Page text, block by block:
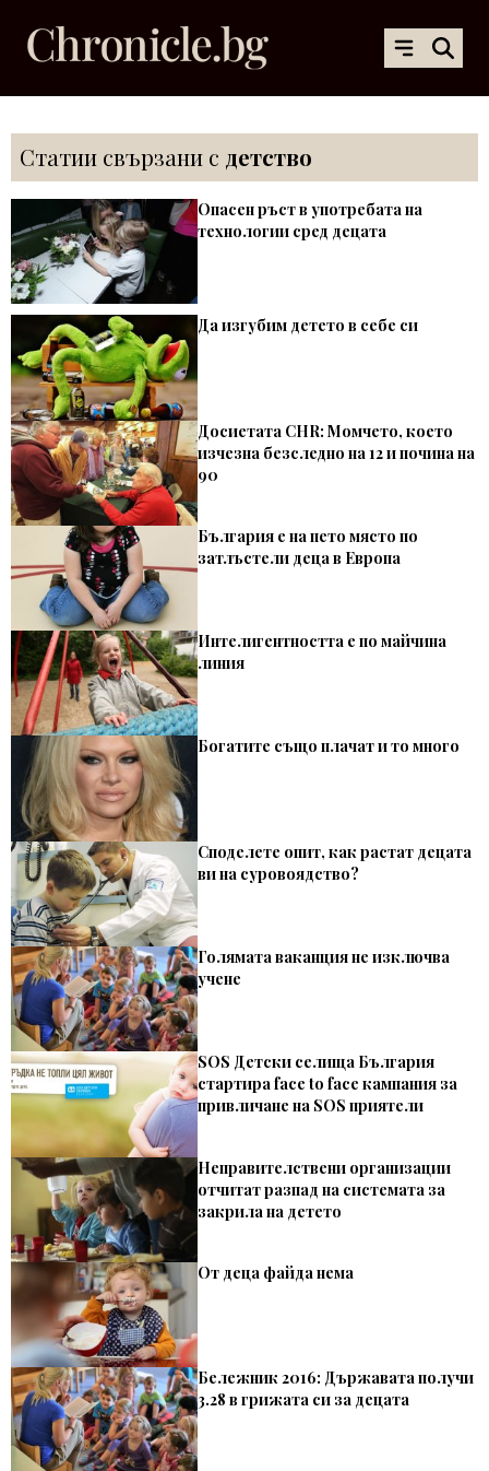
Статии свързани с детство
Опасен ръст в употребата на
технологии сред децата
Да изгубим детето в себе си
Досиетата CHR: Момчето, което
изчезна безследно на 12 и почина на
90
България е на пето място по
затлъстели деца в Европа
Интелигентността е по майчина
линия
Богатите също плачат и то много
Споделете опит, как растат децата
ви на суровоядство?
Голямата ваканция не изключва
учене
SOS Детски селища България
стартира face to face кампания за
привличане на SOS приятели
Неправителствени организации
отчитат разпад на системата за
закрила на детето
От деца файда нема
Бележник 2016: Държавата получи
3.28 в грижата си за децата